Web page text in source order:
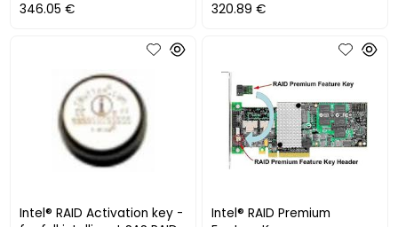
346.05 € 320.89 €
Intel® RAID Activation key -
Intel® RAID Premium